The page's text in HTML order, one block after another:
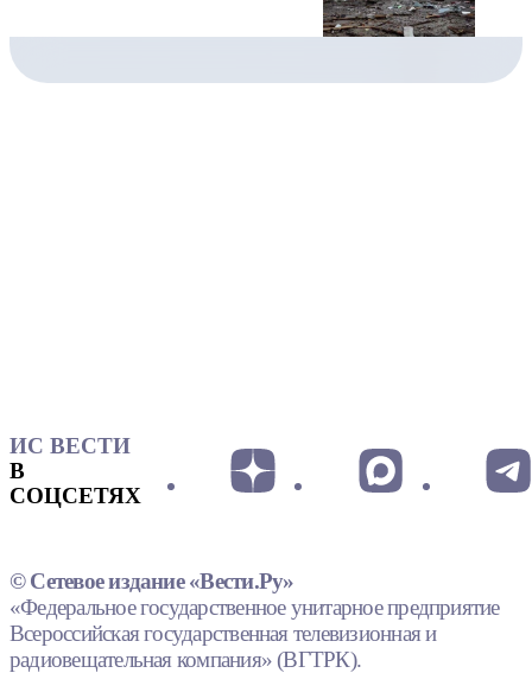
ИС ВЕСТИ
В
СОЦСЕТЯХ
© Сетевое издание «Вести.Ру»
«Федеральное государственное унитарное предприятие
Всероссийская государственная телевизионная и
радиовещательная компания» (ВГТРК).